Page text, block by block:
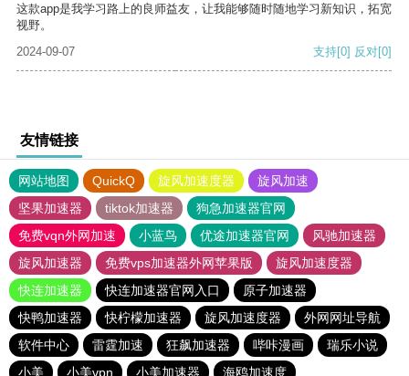
这款app是我学习路上的良师益友，让我能够随时随地学习新知识，拓宽
视野。
2024-09-07
支持[0] 反对[0]
友情链接
网站地图 QuickQ 旋风加速度器
旋风加速
坚果加速器
tiktok加速器
狗急加速器官网
免费vqn外网加速
小蓝鸟 优途加速器官网
风驰加速器
旋风加速器
免费vps加速器外网苹果版
旋风加速度器
快连加速器
快连加速器官网入口
原子加速器
快鸭加速器
快柠檬加速器 旋风加速度器
外网网址导航
软件中心
雷霆加速 狂飙加速器 哔咔漫画
瑞乐小说
小美
小美vpn 小美加速器 海鸥加速度